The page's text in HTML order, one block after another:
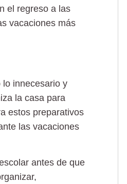
el regreso a las
vacaciones más
lo innecesario y
la casa para
estos preparativos
las vacaciones
antes de que